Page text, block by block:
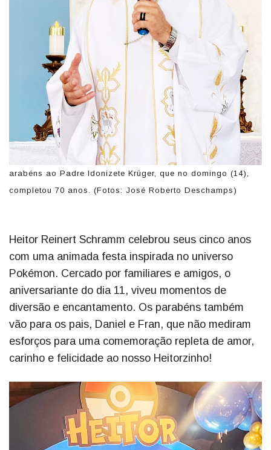
arabéns ao Padre Idonizete Krüger, que no domingo (14),
completou 70 anos. (Fotos: José Roberto Deschamps)
Heitor Reinert Schramm celebrou seus cinco anos
com uma animada festa inspirada no universo
Pokémon. Cercado por familiares e amigos, o
aniversariante do dia 11, viveu momentos de
diversão e encantamento. Os parabéns também
vão para os pais, Daniel e Fran, que não mediram
esforços para uma comemoração repleta de amor,
carinho e felicidade ao nosso Heitorzinho!